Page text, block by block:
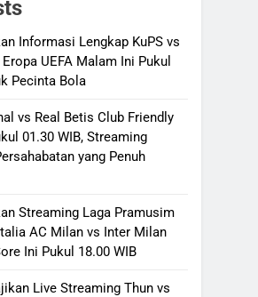
Informasi Lengkap KuPS vs
UEFA Malam Ini Pukul
Pecinta Bola
vs Real Betis Club Friendly
01.30 WIB, Streaming
yang Penuh
Streaming Laga Pramusim
AC Milan vs Inter Milan
Ini Pukul 18.00 WIB
Live Streaming Thun vs